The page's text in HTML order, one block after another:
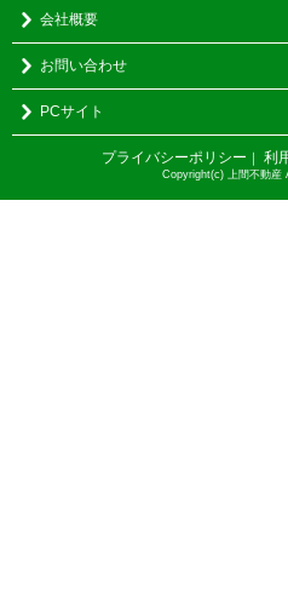
会社概要
お問い合わせ
PCサイト
プライバシーポリシー ｜ 利
Copyright(c) 上間不動産